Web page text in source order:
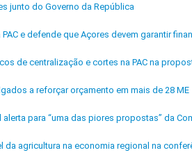
junto do Governo da República
e defende que Açores devem garantir
de centralização e cortes na PAC na
a reforçar orçamento em mais de 28 ME
alerta para “uma das piores propostas” da
agricultura na economia regional na